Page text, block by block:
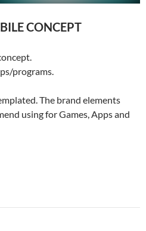
CONCEPT
programs.
The brand elements
using for Games, Apps and